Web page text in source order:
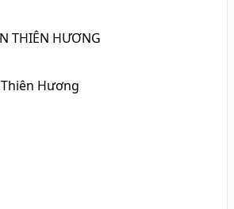
THIÊN HƯƠNG
Hương